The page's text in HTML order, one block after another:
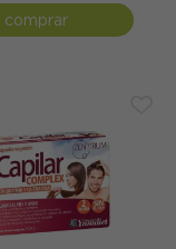
comprar